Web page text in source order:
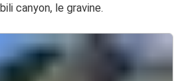
canyon, le gravine.